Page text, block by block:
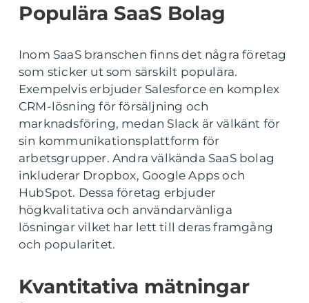
Populära SaaS Bolag
Inom SaaS branschen finns det några företag
som sticker ut som särskilt populära.
Exempelvis erbjuder Salesforce en komplex
CRM-lösning för försäljning och
marknadsföring, medan Slack är välkänt för
sin kommunikationsplattform för
arbetsgrupper. Andra välkända SaaS bolag
inkluderar Dropbox, Google Apps och
HubSpot. Dessa företag erbjuder
högkvalitativa och användarvänliga
lösningar vilket har lett till deras framgång
och popularitet.
Kvantitativa mätningar